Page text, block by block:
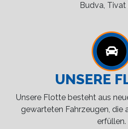
Budva, Tivat
UNSERE
Unsere Flotte besteht aus
gewarteten Fahrzeugen, die
erfüllen.